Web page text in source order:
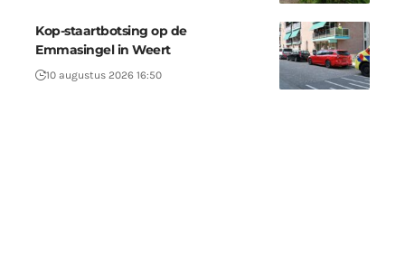
Kop-staartbotsing op de
Emmasingel in Weert
10 augustus 2026 16:50